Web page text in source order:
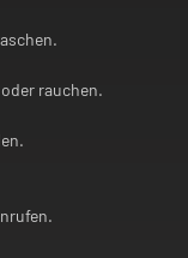
rauchen.